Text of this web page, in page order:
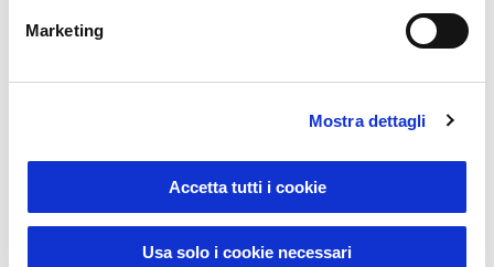
Marketing
Mostra dettagli
Accetta tutti i cookie
Usa solo i cookie necessari
Best Seller